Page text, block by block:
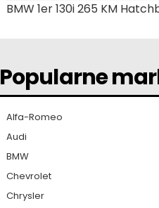
BMW 1er 130i 265 KM
Popularne
Alfa-Romeo
Audi
BMW
Chevrolet
Chrysler